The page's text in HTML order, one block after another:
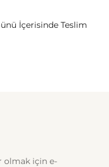
İçerisinde Teslim
gitgitgitgit
olmak için e-